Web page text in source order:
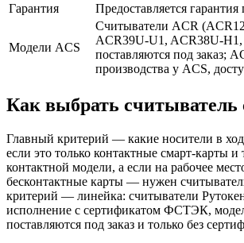
Гарантия
Предоставляется гарантия
Модели ACS
Считыватели ACR
ACR39U-U1, ACR38U-
поставляются под заказ;
производства у ACS,
Как выбрать считыватель
Главный критерий — какие носители в
если это только контактные смарт-карты и
контактной модели, а если на рабочее
бесконтактные карты — нужен
критерий — линейка: считыватели
исполнение с сертификатом ФСТЭК,
поставляются под заказ и только без